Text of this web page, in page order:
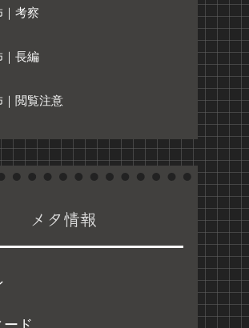
考察
｜長編
｜閲覧注意
メタ情報
ド